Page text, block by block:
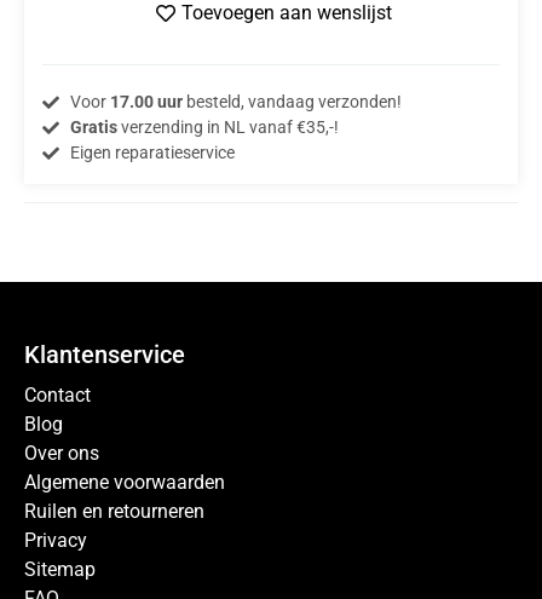
Toevoegen aan wenslijst
Voor 17.00 uurbesteld, vandaag verzonden!
Gratisverzending in NL vanaf €35,-!
Eigen reparatieservice
Klantenservice
Contact
Blog
Over ons
Algemene voorwaarden
Ruilen en retourneren
Privacy
Sitemap